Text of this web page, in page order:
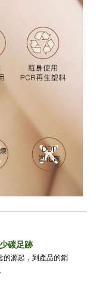
碳足跡
的源起，到產品的銷